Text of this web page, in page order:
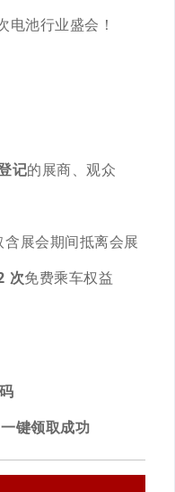
电池行业盛会！
记的展商、观众
含展会期间抵离会展
次免费乘车权益
一键领取成功